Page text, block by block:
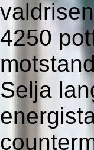
4250
Selja